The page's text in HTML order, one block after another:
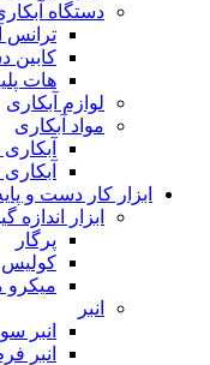
دستگاه
ترانس
کابین
هات
لوازم آبکاری
مواد آبکاری
ابزار کار دست و
ابزار اندازه
پرگار
کولیس
میکرو
انبر
انبر
انبر